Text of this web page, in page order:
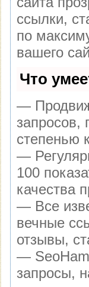
ссылки,
по
вашего
Что
—
запросов,
степенью
—
100
качества
— Все
вечные
отзывы,
—
запросы,